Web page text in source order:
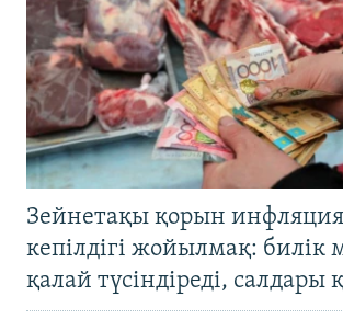
Зейнетақы қорын
кепілдігі жойылмақ: билік
қалай түсіндіреді, салдары